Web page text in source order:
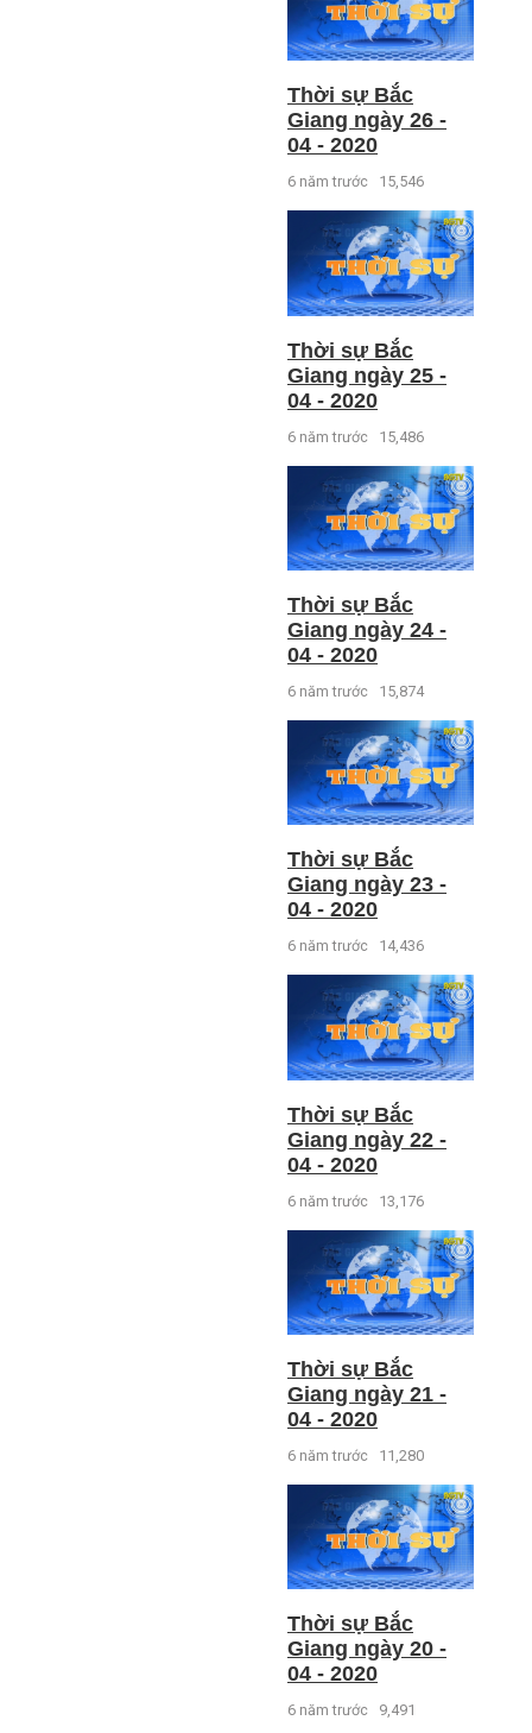
Thời sự Bắc
Giang ngày 26 -
04 - 2020
6 năm trước 15,546
Thời sự Bắc
Giang ngày 25 -
04 - 2020
6 năm trước 15,486
Thời sự Bắc
Giang ngày 24 -
04 - 2020
6 năm trước 15,874
Thời sự Bắc
Giang ngày 23 -
04 - 2020
6 năm trước 14,436
Thời sự Bắc
Giang ngày 22 -
04 - 2020
6 năm trước 13,176
Thời sự Bắc
Giang ngày 21 -
04 - 2020
6 năm trước 11,280
Thời sự Bắc
Giang ngày 20 -
04 - 2020
6 năm trước 9,491